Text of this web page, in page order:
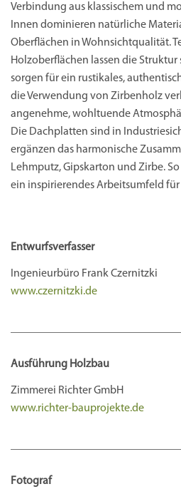
Verbindung aus klassischem und
Innen dominieren natürliche
Oberflächen in Wohnsichtqualität.
Holzoberflächen lassen die
sorgen für ein rustikales,
die Verwendung von Zirbenholz
angenehme, wohltuende
Die Dachplatten sind in
ergänzen das harmonische
Lehmputz, Gipskarton und Zirbe.
ein inspirierendes Arbeitsumfeld
Entwurfsverfasser
Ingenieurbüro Frank Czernitzki
www.czernitzki.de
Ausführung Holzbau
Zimmerei Richter GmbH
www.richter-bauprojekte.de
Fotograf